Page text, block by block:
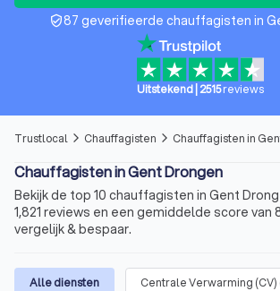
verified_user87 geverifieerde chauffagisten in
Uitstekend 2515reviews
Trustlocal arrow_forward_ios Chauffagisten arrow_forward_ios Chauffagisten in
Chauffagisten in Gent Drongen
Bekijk de top 10 chauffagisten in Gent
1,821 reviews en een gemiddelde score van
vergelijk & bespaar.
Alle diensten Centrale Verwarming (CV)